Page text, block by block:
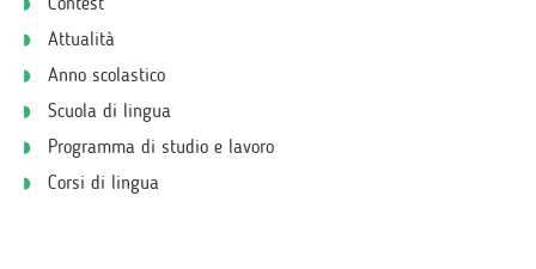
Attualità
Anno scolastico
Scuola di lingua
Programma di studio e lavoro
Corsi di lingua